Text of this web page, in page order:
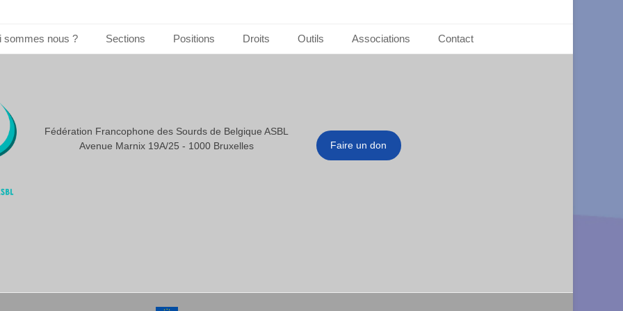
sommes nous ? Sections Positions Droits Outils Associations Contact
Fédération Francophone des Sourds de Belgique ASBL
Avenue Marnix 19A/25 - 1000 Bruxelles
Faire un don